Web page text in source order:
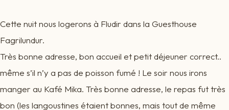
Cette nuit nous logerons à Fludir dans la Guesthouse
Fagrilundur.
Très bonne adresse, bon accueil et petit déjeuner correct..
même s’il n’y a pas de poisson fumé ! Le soir nous irons
manger au Kafé Mika. Très bonne adresse, le repas fut très
bon (les langoustines étaient bonnes, mais tout de même